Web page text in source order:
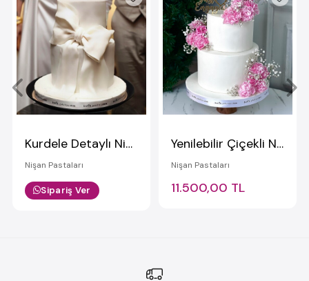
Kurdele Detaylı Nişan Pastası
Nişan Pastaları
Sipariş Ver
Yenilebilir Çiçekli Nişan Pastası
Nişan Pastaları
11.500,00 TL